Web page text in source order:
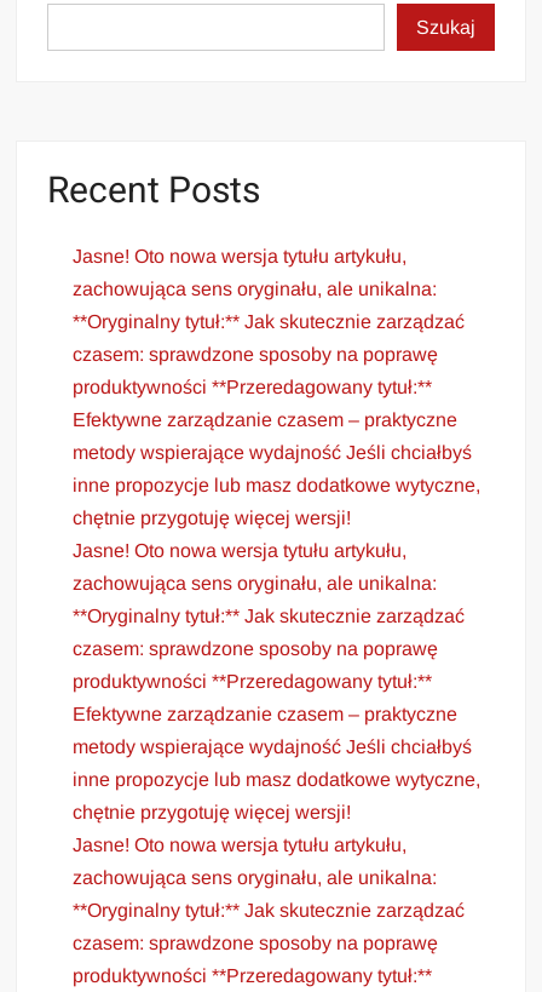
Szukaj
Recent Posts
Jasne! Oto nowa wersja tytułu artykułu,
zachowująca sens oryginału, ale unikalna:
**Oryginalny tytuł:** Jak skutecznie zarządzać
czasem: sprawdzone sposoby na poprawę
produktywności **Przeredagowany tytuł:**
Efektywne zarządzanie czasem – praktyczne
metody wspierające wydajność Jeśli chciałbyś
inne propozycje lub masz dodatkowe wytyczne,
chętnie przygotuję więcej wersji!
Jasne! Oto nowa wersja tytułu artykułu,
zachowująca sens oryginału, ale unikalna:
**Oryginalny tytuł:** Jak skutecznie zarządzać
czasem: sprawdzone sposoby na poprawę
produktywności **Przeredagowany tytuł:**
Efektywne zarządzanie czasem – praktyczne
metody wspierające wydajność Jeśli chciałbyś
inne propozycje lub masz dodatkowe wytyczne,
chętnie przygotuję więcej wersji!
Jasne! Oto nowa wersja tytułu artykułu,
zachowująca sens oryginału, ale unikalna:
**Oryginalny tytuł:** Jak skutecznie zarządzać
czasem: sprawdzone sposoby na poprawę
produktywności **Przeredagowany tytuł:**